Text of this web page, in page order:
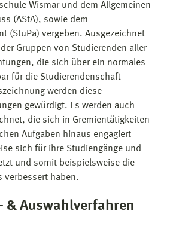
Wismar und dem Allgemeinen
(AStA), sowie dem
(StuPa) vergeben. Ausgezeichnet
Gruppen von Studierenden aller
die sich über ein normales
für die Studierendenschaft
werden diese
gewürdigt. Es werden auch
die sich in Gremientätigkeiten
Aufgaben hinaus engagiert
sich für ihre Studiengänge und
und somit beispielsweise die
verbessert haben.
& Auswahlverfahren